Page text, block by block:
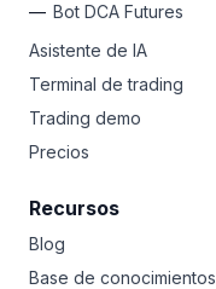
Bot DCA Futures
Asistente de IA
Terminal de trading
Trading demo
Precios
Recursos
Blog
Base de conocimientos